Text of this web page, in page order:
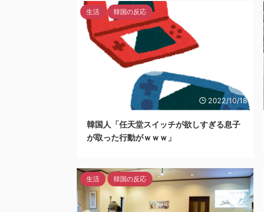
2022/10/18
生活 韓国の反応
韓国人「任天堂スイッチが欲しすぎる息子
が取った行動がｗｗｗ」
生活 韓国の反応